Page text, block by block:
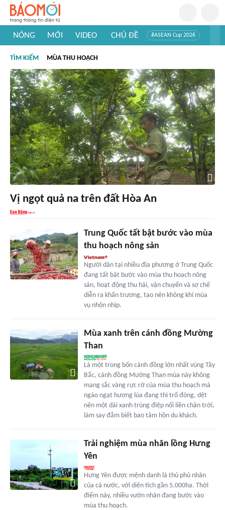
NÓNG MỚI VIDEO CHỦ ĐỀ #ASEAN Cup 2026
#Khám phá Việt Nam
#Khám phá thế giới
TÌM KIẾM MÙA THU HOẠCH
Vị ngọt quả na trên đất Hòa An
Trung Quốc tất bật bước vào mùa
thu hoạch nông sản
Người dân tại nhiều địa phương ở Trung Quốc
đang tất bật bước vào mùa thu hoạch nông
sản, hoạt động thu hái, vận chuyển và sơ chế
diễn ra khẩn trương, tạo nên không khí mùa
vụ nhộn nhịp.
Mùa xanh trên cánh đồng Mường
Than
Là một trong bốn cánh đồng lớn nhất vùng Tây
Bắc, cánh đồng Mường Than mùa này không
mang sắc vàng rực rỡ của mùa thu hoạch mà
ngào ngạt hương lúa đang thì trổ đòng, dệt
nên một dải xanh trùng điệp nối liền chân trời,
làm say đắm biết bao tâm hồn du khách.
Trải nghiệm mùa nhãn lồng Hưng
Yên
Hưng Yên được mệnh danh là thủ phủ nhãn
của cả nước, với diện tích gần 5.000ha. Thời
điểm này, nhiều vườn nhãn đang bước vào
mùa thu hoạch.